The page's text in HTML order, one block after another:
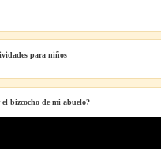
para niños
el bizcocho de mi abuelo?